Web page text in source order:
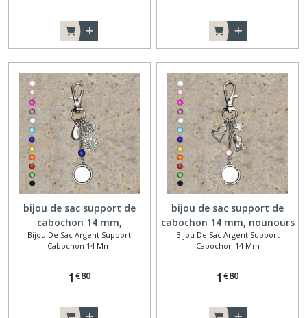
bijou de sac support de
cabochon 14 mm,
coquillage
Bijou De Sac Argent Support
Cabochon 14 Mm
1 €80
bijou de sac support de
cabochon 14 mm, nounours
Bijou De Sac Argent Support
Cabochon 14 Mm
1 €80